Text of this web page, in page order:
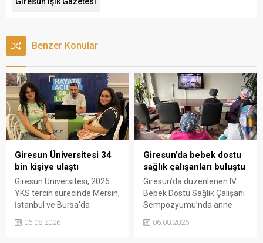
Benzer Konular
Giresun Üniversitesi 34
bin kişiye ulaştı
Giresun Üniversitesi, 2026
YKS tercih sürecinde Mersin,
İstanbul ve Bursa’da
fuarlarında aday öğrenciler
06.08.2026
Giresun’da bebek dostu
sağlık çalışanları buluştu
Giresun’da düzenlenen IV.
Bebek Dostu Sağlık Çalışanı
Sempozyumu’nda anne
ve sağlık kuruluşlarında
06.08.2026